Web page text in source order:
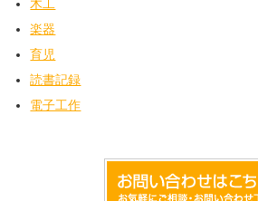
木工
楽器
育児
読書記録
電子工作